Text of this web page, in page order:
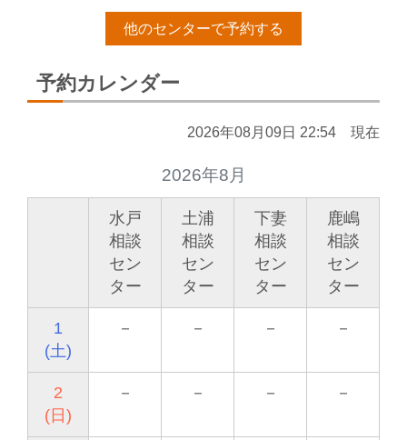
他のセンターで予約する
予約カレンダー
2026年08月09日 22:54 現在
2026年8月
水戸
相談
セン
ター
土浦
相談
セン
ター
下妻
相談
セン
ター
鹿嶋
相談
セン
ター
1
(土)
－ － － －
2
(日)
－ － － －